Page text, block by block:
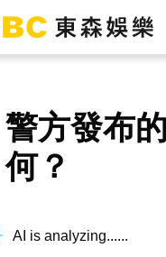
警方發布
何？
AI is analyzing...